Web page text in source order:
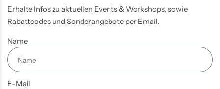
Erhalte Infos zu aktuellen Events & Workshops, sowie
Rabattcodes und Sonderangebote per Email.
Name
E-Mail